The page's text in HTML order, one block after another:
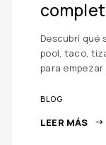
Descubrí qué
pool, taco,
para empezar
BLOG
LEER MÁS